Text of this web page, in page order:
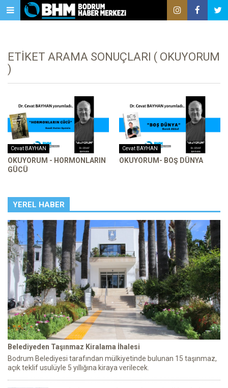
ETIKET ARAMA SONUÇLARI ( OKUYORUM
)
Cevat BAYHAN
OKUYORUM - HORMONLARIN
GÜCÜ
Cevat BAYHAN
OKUYORUM- BOŞ DÜNYA
YEREL HABER
Belediyeden Taşınmaz Kiralama İhalesi
Bodrum Belediyesi tarafından mülkiyetinde bulunan 15 taşınmaz,
açık teklif usulüyle 5 yıllığına kiraya verilecek.